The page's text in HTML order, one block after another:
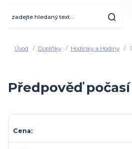
Úvod Doplňky Hodinky a Hodiny
Předpověď počasí
Cena: